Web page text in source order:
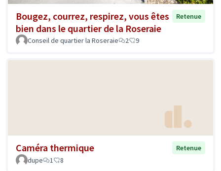
Bougez, courrez, respirez, vous êtes
bien dans le quartier de la Roseraie
Retenue
Conseil de quartier la Roseraie 2 9
Caméra thermique
Retenue
dupe
1 8